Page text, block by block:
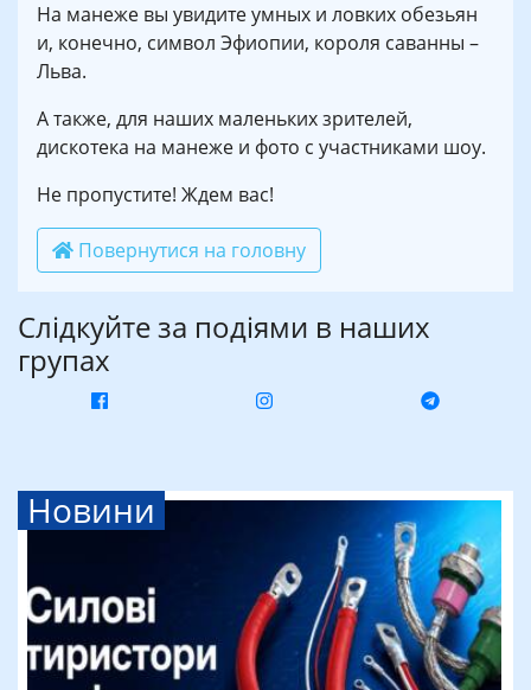
На манеже вы увидите умных и ловких обезьян
и, конечно, символ Эфиопии, короля саванны –
Льва.
А также, для наших маленьких зрителей,
дискотека на манеже и фото с участниками шоу.
Не пропустите! Ждем вас!
Повернутися на головну
Слідкуйте за подіями в наших
групах
Новини